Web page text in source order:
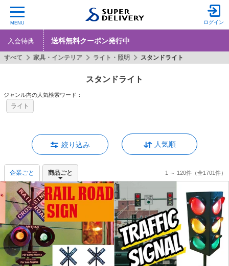
MENU ログイン
入会特典 送料無料クーポン発行中
スタンドライト
すべて 家具・インテリア ライト・照明 スタンドライト
ジャンル内の人気検索ワード：
ライト
絞り込み 人気順
企業ごと 商品ごと 1 ～ 120件（全1701件）